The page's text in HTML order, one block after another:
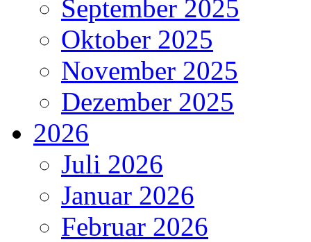
September 2025
Oktober 2025
November 2025
Dezember 2025
2026
Juli 2026
Januar 2026
Februar 2026